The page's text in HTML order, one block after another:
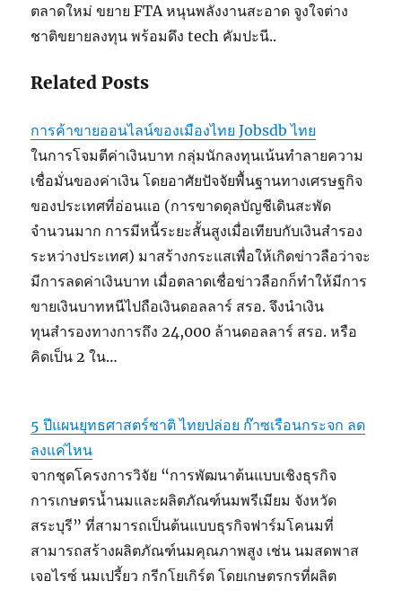
ตลาดใหม่ ขยาย FTA หนุนพลังงานสะอาด จูงใจต่าง
ชาติขยายลงทุน พร้อมดึง tech คัมปะนี..
Related Posts
การค้าขายออนไลน์ของเมืองไทย Jobsdb ไทย
ในการโจมตีค่าเงินบาท กลุ่มนักลงทุนเน้นทำลายความ
เชื่อมั่นของค่าเงิน โดยอาศัยปัจจัยพื้นฐานทางเศรษฐกิจ
ของประเทศที่อ่อนแอ (การขาดดุลบัญชีเดินสะพัด
จำนวนมาก การมีหนี้ระยะสั้นสูงเมื่อเทียบกับเงินสำรอง
ระหว่างประเทศ) มาสร้างกระแสเพื่อให้เกิดข่าวลือว่าจะ
มีการลดค่าเงินบาท เมื่อตลาดเชื่อข่าวลือกก็ทำให้มีการ
ขายเงินบาทหนีไปถือเงินดอลลาร์ สรอ. จึงนำเงิน
ทุนสำรองทางการถึง 24,000 ล้านดอลลาร์ สรอ. หรือ
คิดเป็น 2 ใน…
5 ปีแผนยุทธศาสตร์ชาติ ไทยปล่อย ก๊าซเรือนกระจก ลด
ลงแค่ไหน
จากชุดโครงการวิจัย “การพัฒนาต้นแบบเชิงธุรกิจ
การเกษตรน้ำนมและผลิตภัณฑ์นมพรีเมียม จังหวัด
สระบุรี” ที่สามารถเป็นต้นแบบธุรกิจฟาร์มโคนมที่
สามารถสร้างผลิตภัณฑ์นมคุณภาพสูง เช่น นมสดพาส
เจอไรซ์ นมเปรี้ยว กรีกโยเกิร์ต โดยเกษตรกรที่ผลิต